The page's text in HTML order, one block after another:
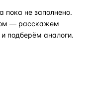
пока не заполнено.
— расскажем
подберём аналоги.